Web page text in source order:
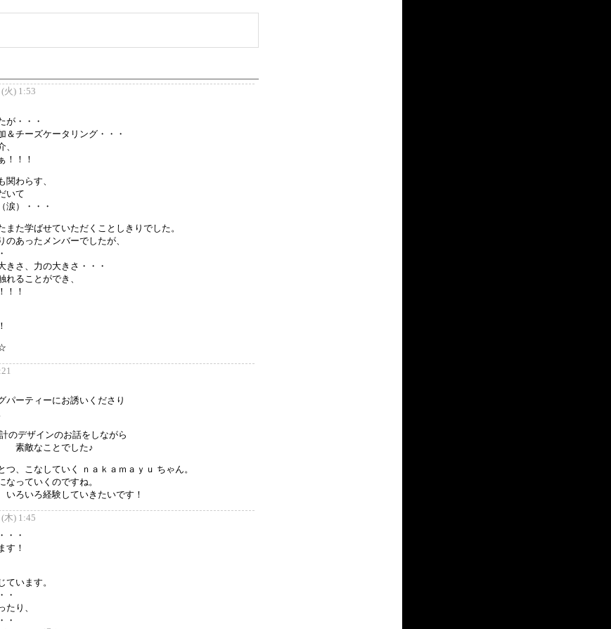
火) 1:53
が・・・
＆チーズケータリング・・・
！！！
関わらす、
いて
涙）・・・
また学ばせていただくことしきりでした。
のあったメンバーでしたが、
きさ、力の大きさ・・・
れることができ、
！！
パーティーにお誘いくださり
のデザインのお話をしながら
素敵なことでした♪
つ、こなしていく ｎａｋａｍａｙｕ ちゃん。
っていくのですね。
ろいろ経験していきたいです！
木) 1:45
・・
す！
います。
・
り、
・